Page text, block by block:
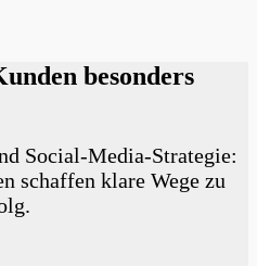
besonders
Social-Media-Strategie:
schaffen klare Wege zu